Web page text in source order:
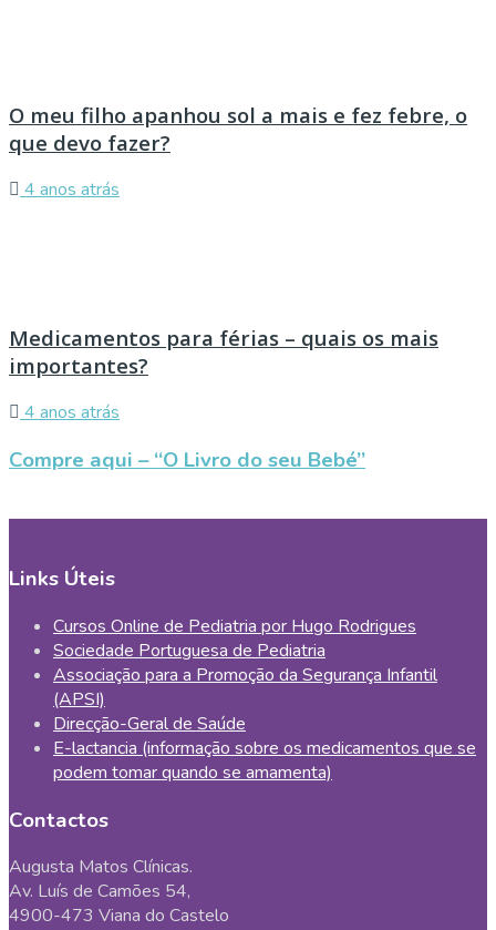
O meu filho apanhou sol a mais e fez febre, o
que devo fazer?
4 anos atrás
Medicamentos para férias – quais os mais
importantes?
4 anos atrás
Compre aqui – “O Livro do seu Bebé”
Links Úteis
Cursos Online de Pediatria por Hugo Rodrigues
Sociedade Portuguesa de Pediatria
Associação para a Promoção da Segurança Infantil
(APSI)
Direcção-Geral de Saúde
E-lactancia (informação sobre os medicamentos que se
podem tomar quando se amamenta)
Contactos
Augusta Matos Clínicas.
Av. Luís de Camões 54,
4900-473 Viana do Castelo